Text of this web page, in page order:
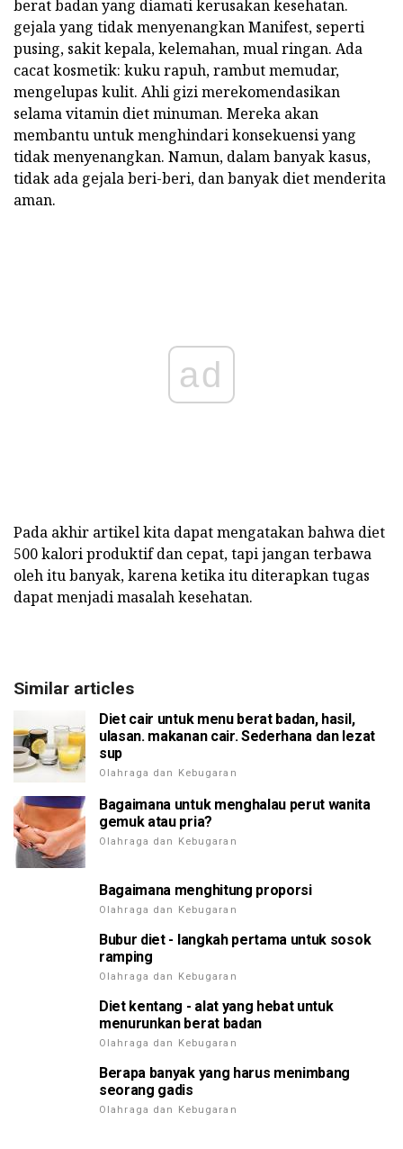
berat badan yang diamati kerusakan kesehatan.
gejala yang tidak menyenangkan Manifest, seperti
pusing, sakit kepala, kelemahan, mual ringan. Ada
cacat kosmetik: kuku rapuh, rambut memudar,
mengelupas kulit. Ahli gizi merekomendasikan
selama vitamin diet minuman. Mereka akan
membantu untuk menghindari konsekuensi yang
tidak menyenangkan. Namun, dalam banyak kasus,
tidak ada gejala beri-beri, dan banyak diet menderita
aman.
ad
Pada akhir artikel kita dapat mengatakan bahwa diet
500 kalori produktif dan cepat, tapi jangan terbawa
oleh itu banyak, karena ketika itu diterapkan tugas
dapat menjadi masalah kesehatan.
Similar articles
Diet cair untuk menu berat badan, hasil,
ulasan. makanan cair. Sederhana dan lezat
sup
Olahraga dan Kebugaran
Bagaimana untuk menghalau perut wanita
gemuk atau pria?
Olahraga dan Kebugaran
Bagaimana menghitung proporsi
Olahraga dan Kebugaran
Bubur diet - langkah pertama untuk sosok
ramping
Olahraga dan Kebugaran
Diet kentang - alat yang hebat untuk
menurunkan berat badan
Olahraga dan Kebugaran
Berapa banyak yang harus menimbang
seorang gadis
Olahraga dan Kebugaran